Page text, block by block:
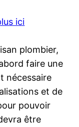
ici
plombier,
faire une
nécessaire
et de
pouvoir
être